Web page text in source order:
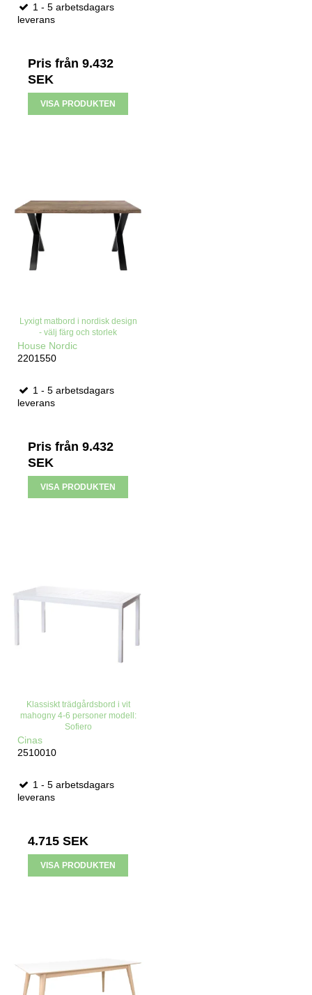
1 - 5 arbetsdagars
leverans
Pris från 9.432
SEK
VISA PRODUKTEN
Lyxigt matbord i nordisk design
- välj färg och storlek
House Nordic
2201550
1 - 5 arbetsdagars
leverans
Pris från 9.432
SEK
VISA PRODUKTEN
Klassiskt trädgårdsbord i vit
mahogny 4-6 personer modell:
Sofiero
Cinas
2510010
1 - 5 arbetsdagars
leverans
4.715 SEK
VISA PRODUKTEN